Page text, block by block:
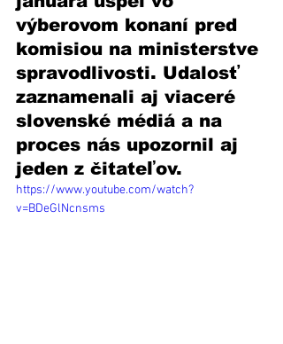
výberovom konaní pred
komisiou na ministerstve
spravodlivosti. Udalosť
zaznamenali aj viaceré
slovenské médiá a na
proces nás upozornil aj
jeden z čitateľov.
https://www.youtube.com/watch?
v=BDeGlNcnsms